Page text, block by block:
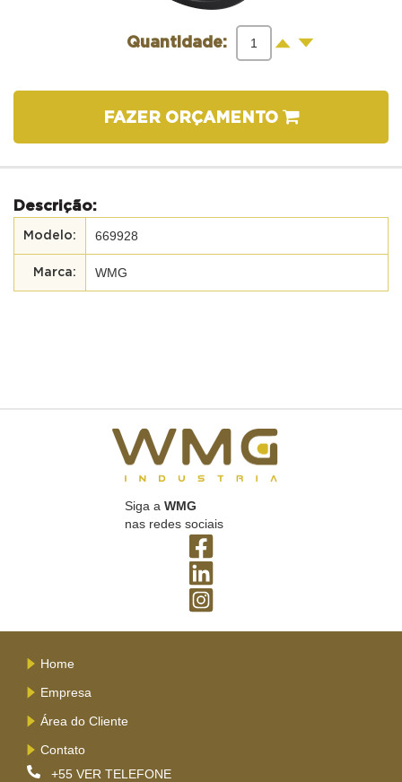
Quantidade: + -
FAZER ORÇAMENTO
Descrição:
669928
WMG
Siga a WMG
nas redes sociais
Home
Empresa
Área do Cliente
Contato
+55 VER TELEFONE